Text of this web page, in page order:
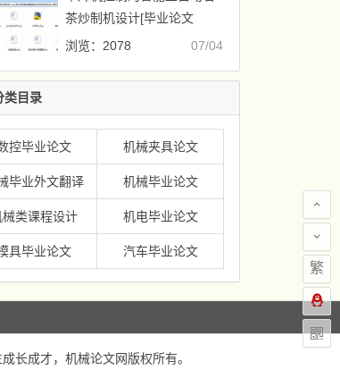
茶炒制机设计[毕业论文
+CAD图纸]
07/04
浏览：2078
类目录
控毕业论文 机械夹具论文
毕业外文翻译 机械毕业论文
械类课程设计 机电毕业论文
具毕业论文 汽车毕业论文
长成才， 机械论文网版权所有。
繁